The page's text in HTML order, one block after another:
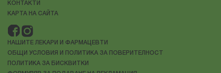
КОНТАКТИ
КАРТА НА САЙТА
НАШИТЕ ЛЕКАРИ И ФАРМАЦЕВТИ
ОБЩИ УСЛОВИЯ И ПОЛИТИКА ЗА ПОВЕРИТЕЛНОСТ
ПОЛИТИКА ЗА БИСКВИТКИ